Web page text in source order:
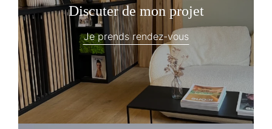
Discuter de mon projet
Je prends rendez-vous